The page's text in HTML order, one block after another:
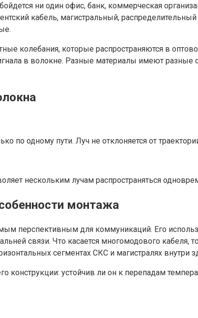
ни один офис, банк, коммерческая
кабель, магистральный,
колебания, которые распространяются в
в волокне. Разные материалы имеют
по одному пути. Луч не отклоняется от
нескольким лучам распространяться
монтажа
перспективным для коммуникаций. Его
связи. Что касается многомодового
сегментах СКС и магистралях внутри
конструкции: устойчив ли он к перепадам